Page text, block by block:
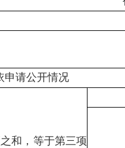
申请公开情况
和，等于第三项